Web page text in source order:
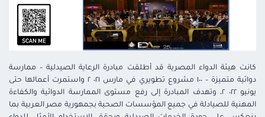
كانت هيئة الدواء المصرية قد أطلقت مبادرة الرعاية الصيدلية – ممارسة
دوائية متميزة – ١٠٠ مشروع تطويري في مارس ٠٢١ ٢ واستمرت أعمالها حتى
يونيو ٠٢٢ ٢، وتهدف المبادرة إلى رفع مستوى الممارسة الدوائية والكفاءة
المهنية للصيادلة في جميع المؤسسات الصحية بجمهورية مصر العربية بما